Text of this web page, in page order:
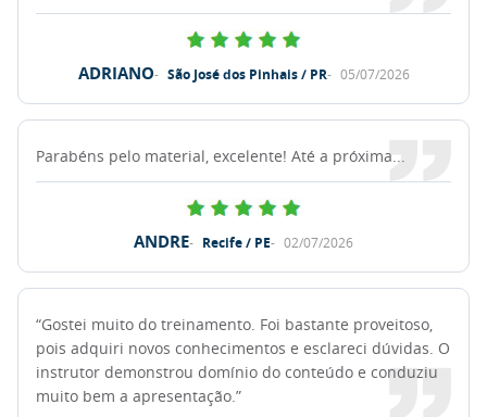
ADRIANO São José dos Pinhais / PR 05/07/2026
Parabéns pelo material, excelente! Até a próxima...
ANDRE Recife / PE 02/07/2026
“Gostei muito do treinamento. Foi bastante proveitoso,
pois adquiri novos conhecimentos e esclareci dúvidas. O
instrutor demonstrou domínio do conteúdo e conduziu
muito bem a apresentação.”